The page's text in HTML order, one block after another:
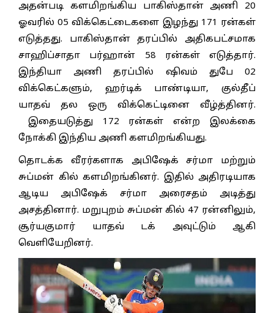
அதன்படி களமிறங்கிய பாகிஸ்தான் அணி 20
ஓவரில் 05 விக்கெட்டைகளை இழந்து 171 ரன்கள்
எடுத்தது. பாகிஸ்தான் தரப்பில் அதிகபட்சமாக
சாஹிப்சாதா பர்ஹான் 58 ரன்கள் எடுத்தார்.
இந்தியா அணி தரப்பில் ஷிவம் துபே 02
விக்கெட்களும், ஹர்டிக் பாண்டியா, குல்தீப்
யாதவ் தல ஒரு விக்கெட்டினை வீழ்த்தினர்.
இதையடுத்து 172 ரன்கள் என்ற இலக்கை
நோக்கி இந்திய அணி களமிறங்கியது.
தொடக்க வீரர்களாக அபிஷேக் சர்மா மற்றும்
சுப்மன் கில் களமிறங்கினர். இதில் அதிரடியாக
ஆடிய அபிஷேக் சர்மா அரைசதம் அடித்து
அசத்தினார். மறுபுறம் சுப்மன் கில் 47 ரன்னிலும்,
சூர்யகுமார் யாதவ் டக் அவுட்டும் ஆகி
வெளியேறினர்.